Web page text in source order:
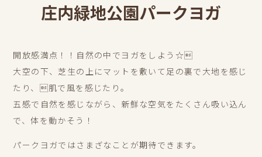
庄内緑地公園パークヨガ
開放感満点！！自然の中でヨガをしよう☆
大空の下、芝生の上にマットを敷いて足の裏で大地を感じ
たり、肌で風を感じたり。
五感で自然を感じながら、新鮮な空気をたくさん吸い込ん
で、体を動かそう！
パークヨガではさまざなことが期待できます。